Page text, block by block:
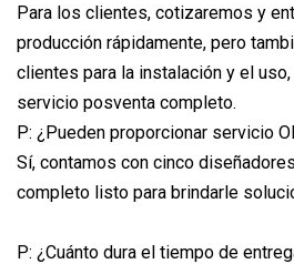
Para los clientes, cotizaremos y
producción rápidamente, pero
clientes para la instalación y el
servicio posventa completo.
P: ¿Pueden proporcionar servicio
Sí, contamos con cinco
completo listo para brindarle
P: ¿Cuánto dura el tiempo de